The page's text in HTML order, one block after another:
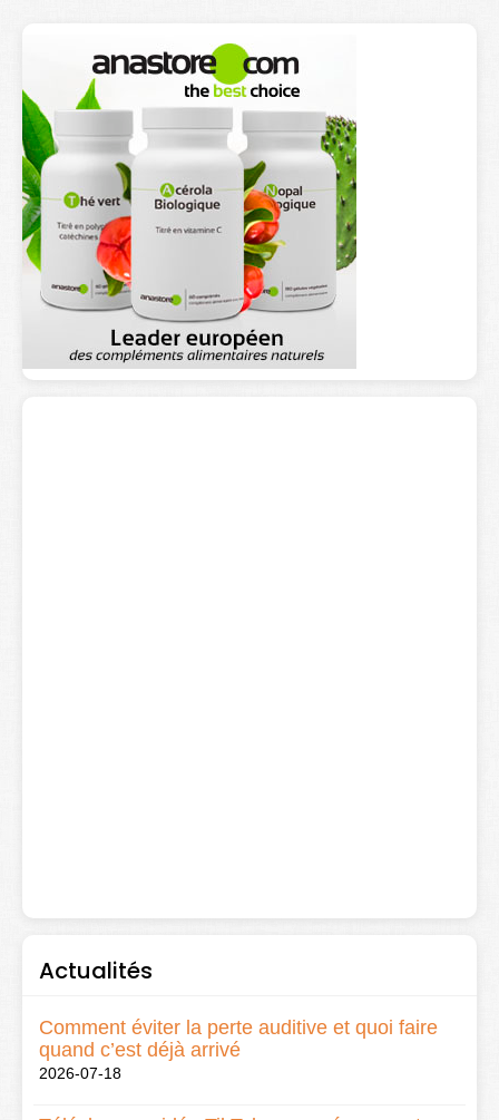
Actualités
Comment éviter la perte auditive et quoi faire
quand c’est déjà arrivé
2026-07-18